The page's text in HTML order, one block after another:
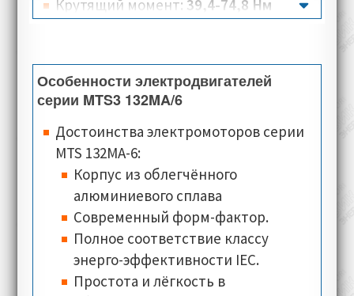
Крутящий момент: 39,4-74,8 Нм
Номинальная скорость:970-2900 об/
мин
Номинальное напряжение:
Номинальный ток:8,99-15,6 А
Тип соединения:
Класс изоляции:F
Класс теплостойкости:PTO (Klixon)
Типы монтажного исполнения:IM
2001 (B35)
Классы защиты:IP54, IP55
Типы охлаждения:IC 416
Особенности электродвигателей
серии MTS3 132MA/6
Достоинства электромоторов серии
MTS 132MA-6:
Корпус из облегчённого
алюминиевого сплава
Современный форм-фактор.
Полное соответствие классу
энерго-эффективности IEC.
Простота и лёгкость в